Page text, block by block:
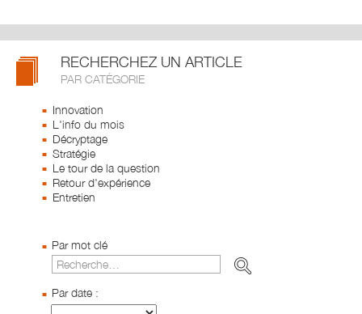
RECHERCHEZ UN ARTICLE
PAR CATÉGORIE
Innovation
L'info du mois
Décryptage
Stratégie
Le tour de la question
Retour d'expérience
Entretien
Par mot clé
Par date :